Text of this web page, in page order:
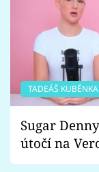
TADEÁŠ KUBĚNKA
Sugar
útočí na
Proč je